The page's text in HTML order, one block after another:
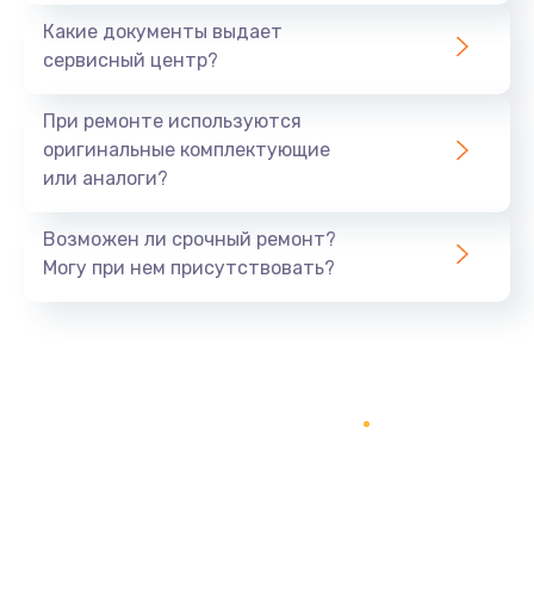
Какие документы выдает
сервисный центр?
При ремонте используются
оригинальные комплектующие
или аналоги?
Возможен ли срочный ремонт?
Могу при нем присутствовать?